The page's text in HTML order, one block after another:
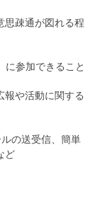
思疎通が図れる程
に参加できること
報や活動に関する
の送受信、簡単
ど